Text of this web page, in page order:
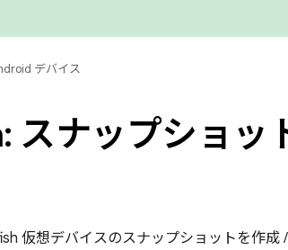
デバイス
スナップショッ
仮想デバイスのスナップショットを作成